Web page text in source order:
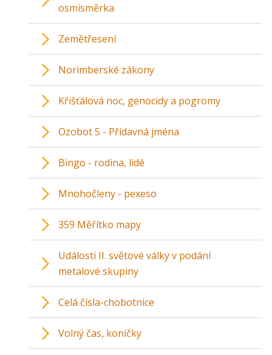
osmisměrka
Zemětřesení
Norimberské zákony
Křišťálová noc, genocidy a pogromy
Ozobot 5 - Přídavná jména
Bingo - rodina, lidé
Mnohočleny - pexeso
359 Měřítko mapy
Události II. světové války v podání
metalové skupiny
Celá čísla-chobotnice
Volný čas, koníčky